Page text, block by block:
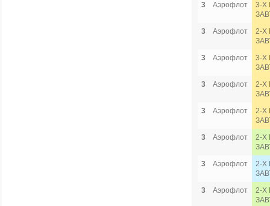
3 Аэрофлот
3-Х
3
Аэрофлот
2-Х
3
Аэрофлот
3-Х
3
Аэрофлот
2-Х
3
Аэрофлот
2-Х
3
Аэрофлот
2-Х
3
Аэрофлот
2-Х
3
Аэрофлот
2-Х